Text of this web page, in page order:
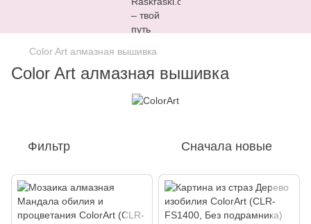
Color Art алмазная вышивка
Color Art алмазная вышивка
Фильтр Сначала новые